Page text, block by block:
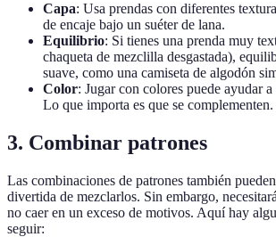
Capa: Usa prendas con diferentes
de encaje bajo un suéter de lana.
Equilibrio: Si tienes una prenda muy
chaqueta de mezclilla desgastada),
suave, como una camiseta de algodón
Color: Jugar con colores puede ayudar
Lo que importa es que se complementen.
3. Combinar patrones
Las combinaciones de patrones también
divertida de mezclarlos. Sin embargo,
no caer en un exceso de motivos. Aquí hay
seguir: